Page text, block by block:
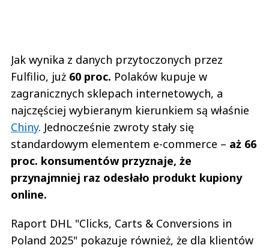
Jak wynika z danych przytoczonych przez
Fulfilio, już 60 proc. Polaków kupuje w
zagranicznych sklepach internetowych, a
najczęściej wybieranym kierunkiem są właśnie
Chiny. Jednocześnie zwroty stały się
standardowym elementem e-commerce – aż 66
proc. konsumentów przyznaje, że
przynajmniej raz odesłało produkt kupiony
online.
Raport DHL "Clicks, Carts & Conversions in
Poland 2025" pokazuje również, że dla klientów